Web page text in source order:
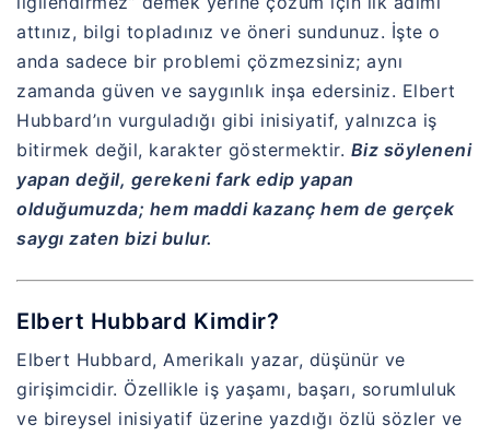
attınız, bilgi topladınız ve öneri sundunuz. İşte o
anda sadece bir problemi çözmezsiniz; aynı
zamanda güven ve saygınlık inşa edersiniz. Elbert
Hubbard’ın vurguladığı gibi inisiyatif, yalnızca iş
bitirmek değil, karakter göstermektir. Biz söyleneni
yapan değil, gerekeni fark edip yapan
olduğumuzda; hem maddi kazanç hem de gerçek
saygı zaten bizi bulur.
Elbert Hubbard Kimdir?
Elbert Hubbard, Amerikalı yazar, düşünür ve
girişimcidir. Özellikle iş yaşamı, başarı, sorumluluk
ve bireysel inisiyatif üzerine yazdığı özlü sözler ve